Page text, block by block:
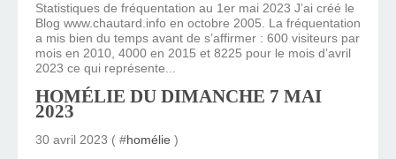
Statistiques de fréquentation au 1er mai 2023 J’ai créé le
Blog www.chautard.info en octobre 2005. La fréquentation
a mis bien du temps avant de s’affirmer : 600 visiteurs par
mois en 2010, 4000 en 2015 et 8225 pour le mois d’avril
2023 ce qui représente...
HOMÉLIE DU DIMANCHE 7 MAI
2023
30 avril 2023 ( #homélie )